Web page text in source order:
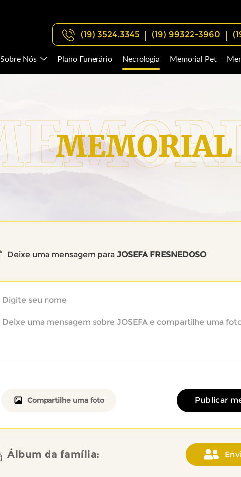
(19) 3524.3345 (19) 99322-3960
Sobre Nós Plano Funerário Necrologia Memorial Pet
MEMORIAL
Deixe uma mensagem paraJOSEFA FRESNEDOSO
Compartilhe uma foto Publicar
Álbum da família: